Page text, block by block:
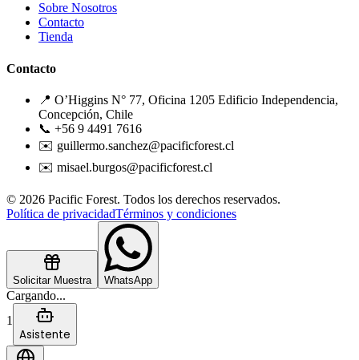
Sobre Nosotros
Contacto
Tienda
Contacto
📍 O’Higgins N° 77, Oficina 1205 Edificio Independencia,
Concepción, Chile
📞 +56 9 4491 7616
✉️ guillermo.sanchez@pacificforest.cl
✉️ misael.burgos@pacificforest.cl
© 2026 Pacific Forest. Todos los derechos reservados.
Política de privacidadTérminos y condiciones
Solicitar Muestra WhatsApp
Cargando...
1
Asistente